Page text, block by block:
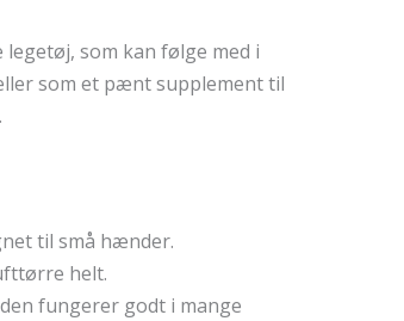
som kan følge med i
som et pænt supplement til
til små hænder.
helt.
fungerer godt i mange